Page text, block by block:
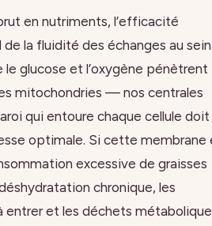
en nutriments, l’efficacité
la fluidité des échanges au
le glucose et l’oxygène pénètrent
mitochondries — nos centrales
qui entoure chaque cellule doit
optimale. Si cette membrane
excessive de graisses
chronique, les
entrer et les déchets